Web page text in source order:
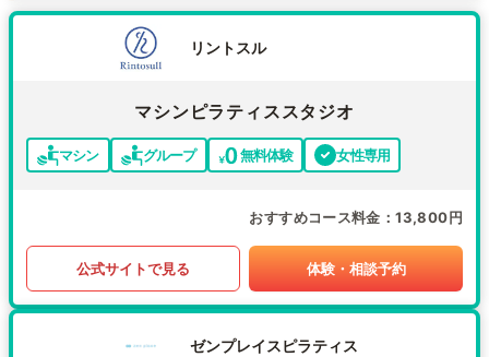
リントスル
マシンピラティススタジオ
マシン グループ 無料体験 女性専用
おすすめコース料金 13,800円
公式サイトで見る 体験・相談予約
ゼンプレイスピラティス